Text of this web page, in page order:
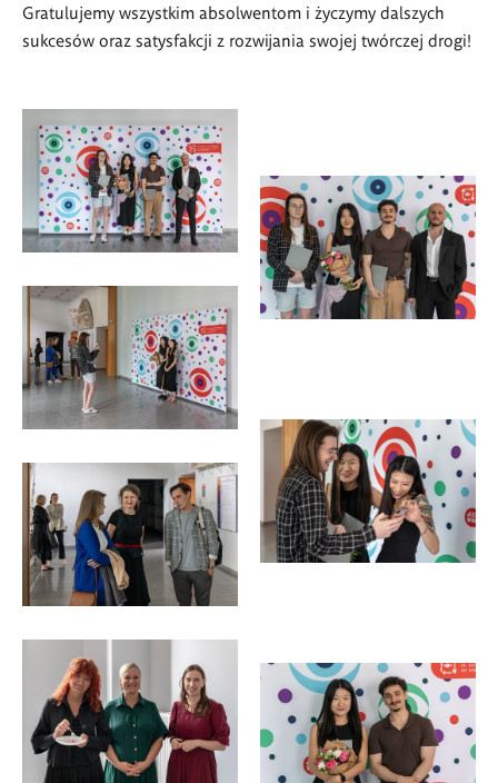
Gratulujemy wszystkim absolwentom i życzymy dalszych
sukcesów oraz satysfakcji z rozwijania swojej twórczej drogi!